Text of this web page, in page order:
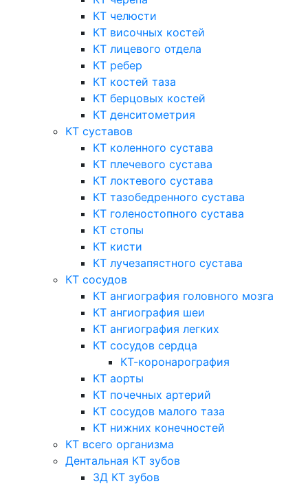
КТ челюсти
КТ височных костей
КТ лицевого отдела
КТ ребер
КТ костей таза
КТ берцовых костей
КТ денситометрия
КТ суставов
КТ коленного сустава
КТ плечевого сустава
КТ локтевого сустава
КТ тазобедренного сустава
КТ голеностопного сустава
КТ стопы
КТ кисти
КТ лучезапястного сустава
КТ сосудов
КТ ангиография головного мозга
КТ ангиография шеи
КТ ангиография легких
КТ сосудов сердца
КТ-коронарография
КТ аорты
КТ почечных артерий
КТ сосудов малого таза
КТ нижних конечностей
КТ всего организма
Дентальная КТ зубов
3Д КТ зубов